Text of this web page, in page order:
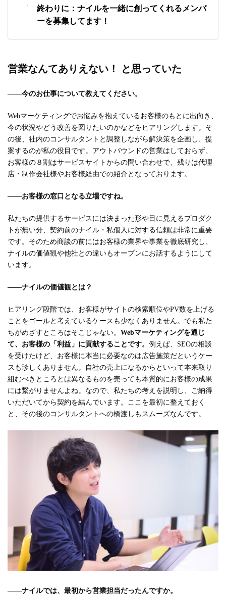
終わりに：ナイルを一緒に創ってくれるメンバ
ーを募集してます！
営業なんてありえない！ と思っていた
――今のお仕事について教えてください。
Webマーケティングでお悩みを抱えているお客様のもとに出向き、
今の状況やどう改善を図りたいのかなどをヒアリングします。そ
の後、社内のコンサルタントと調整しながら解決策を企画し、提
案するのが私の役目です。アウトバウンドの営業はしておらず、
お客様の８割はサービスサイトからの問い合わせで、残りは代理
店・制作会社様やお客様経由での紹介となっております。
――お客様の窓口となる立場ですね。
私たちの提供するサービスには決まった形や目に見えるプロダク
トが無い分、契約前のナイル・私個人に対する信頼は非常に重要
です。そのため商談の前にはお客様の業界や事業を徹底研究し、
ナイルの価値観や他社との違いもオープンにお話するようにして
います。
――ナイルの価値観とは？
ヒアリング段階では、お客様がサイトの検索順位やPV数を上げる
ことをゴールと考えているケースも少なくありません。でも私た
ちがめざすところはそこじゃない。 Webマーケティングを通じ
て、お客様の「利益」に貢献することです。 例えば、SEOの相談
を受けたけど、お客様に本当に必要なのは広告施策だというケー
スも珍しくありません。自社の売上になるからといって本来取り
組むべきところとは異なるものを売っても本質的にお客様の成果
には繋がりませんよね。なので、私たちの考えを説明し、ご納得
いただいてから契約を結んでいます。ここを最初に整えておく
と、その後のコンサルタントへの橋渡しもスムーズなんです。
――ナイルでは、最初から営業担当だったんですか。